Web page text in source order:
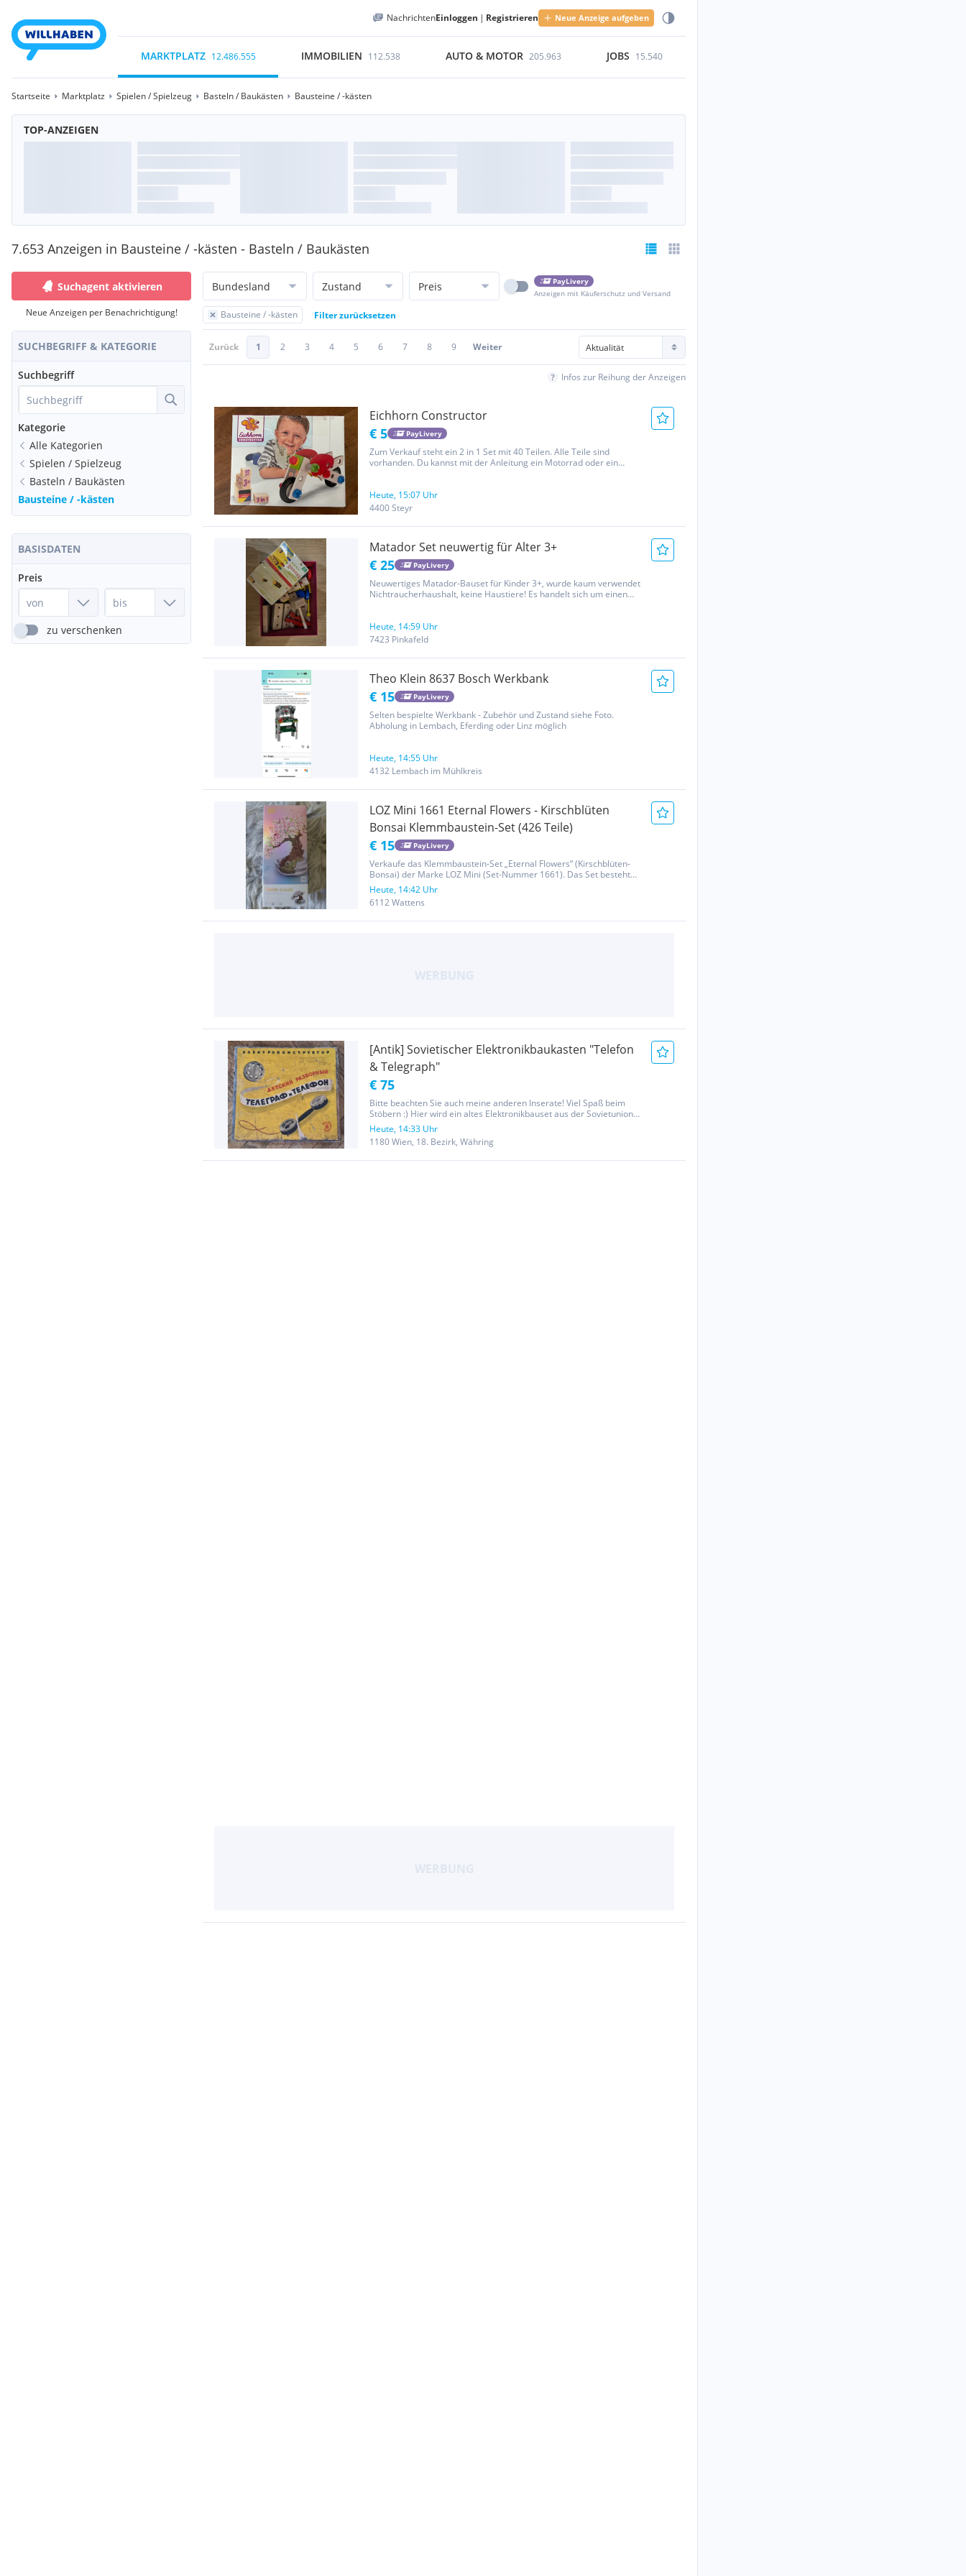
NachrichtenEinloggen | Registrieren Neue Anzeige aufgeben
MARKTPLATZ 12.486.555 IMMOBILIEN 112.538 AUTO & MOTOR 205.963 JOBS 15.540
Startseite Marktplatz Spielen / Spielzeug Basteln / Baukästen Bausteine / -kästen
TOP-ANZEIGEN
7.653 Anzeigen in Bausteine / -kästen - Basteln / Baukästen
Suchagent aktivieren
Neue Anzeigen per Benachrichtigung!
SUCHBEGRIFF & KATEGORIE
Suchbegriff
Kategorie
Alle Kategorien
Spielen / Spielzeug
Basteln / Baukästen
Bausteine / -kästen
BASISDATEN
Preis
zu verschenken
Bundesland Zustand Preis
PayLivery
Anzeigen mit Käuferschutz und Versand
Bausteine / -kästen Filter zurücksetzen
Zurück 1 2 3 4 5 6 7 8 9 Weiter
Infos zur Reihung der Anzeigen
Eichhorn Constructor
€ 5 PayLivery
Zum Verkauf steht ein 2 in 1 Set mit 40 Teilen. Alle Teile sind
vorhanden. Du kannst mit der Anleitung ein Motorrad oder ein
Heute, 15:07 Uhr
4400 Steyr
Matador Set neuwertig für Alter 3+
€ 25 PayLivery
Neuwertiges Matador-Bauset für Kinder 3+, wurde kaum verwendet
Nichtraucherhaushalt, keine Haustiere! Es handelt sich um einen
Heute, 14:59 Uhr
7423 Pinkafeld
Theo Klein 8637 Bosch Werkbank
€ 15 PayLivery
Selten bespielte Werkbank - Zubehör und Zustand siehe Foto.
Abholung in Lembach, Eferding oder Linz möglich
Heute, 14:55 Uhr
4132 Lembach im Mühlkreis
LOZ Mini 1661 Eternal Flowers - Kirschblüten
Bonsai Klemmbaustein-Set (426 Teile)
€ 15 PayLivery
Verkaufe das Klemmbaustein-Set „Eternal Flowers“ (Kirschblüten-
Bonsai) der Marke LOZ Mini (Set-Nummer 1661). Das Set besteht
aus 426 Teilen im Mini-Format und stellt einen Kirschblütenbaum in
einer dekorativen Schale dar. Neu und unbenutzt Privatverkauf
Heute, 14:42 Uhr
6112 Wattens
[Antik] Sovietischer Elektronikbaukasten "Telefon
& Telegraph"
€ 75
Bitte beachten Sie auch meine anderen Inserate! Viel Spaß beim
Stöbern :) Hier wird ein altes Elektronikbauset aus der Sovietunion
mit Bedienungsanleitung angeboten. Laut Übersetzung handelt es
sich hierbei um einen Telegraphen sowie um ein Telefon. Den...
Heute, 14:33 Uhr
1180 Wien, 18. Bezirk, Währing